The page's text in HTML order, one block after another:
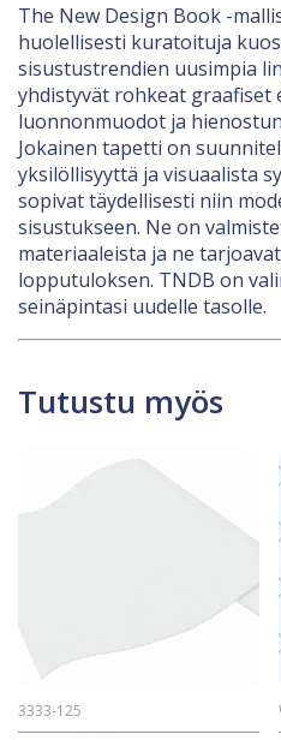
The New Design Book -
huolellisesti kuratoituja
sisustustrendien uusimpia
yhdistyvät rohkeat graafiset
luonnonmuodot ja
Jokainen tapetti on
yksilöllisyyttä ja visuaalista
sopivat täydellisesti niin
sisustukseen. Ne on
materiaaleista ja ne
lopputuloksen. TNDB on
seinäpintasi uudelle tasolle.
Tutustu myös
3333-125